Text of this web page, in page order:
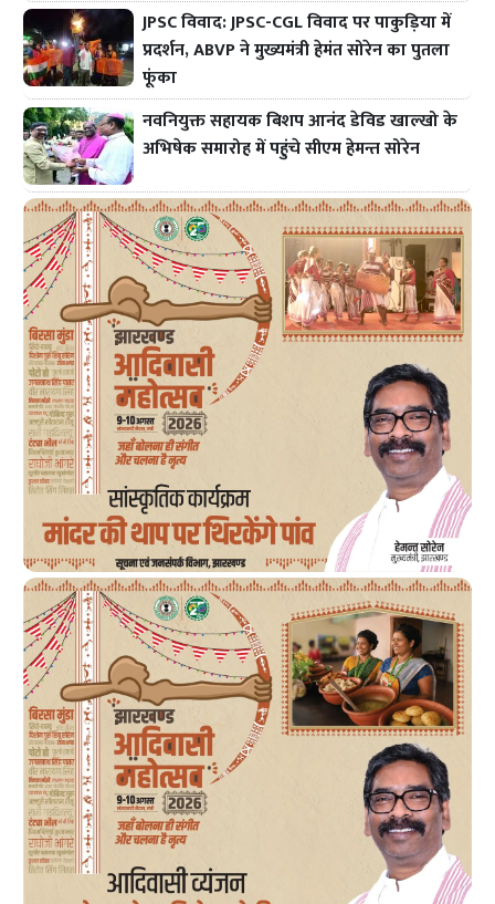
JPSC विवाद: JPSC-CGL विवाद पर पाकुड़िया में
प्रदर्शन, ABVP ने मुख्यमंत्री हेमंत सोरेन का पुतला
फूंका
नवनियुक्त सहायक बिशप आनंद डेविड खाल्खो के
अभिषेक समारोह में पहुंचे सीएम हेमन्त सोरेन